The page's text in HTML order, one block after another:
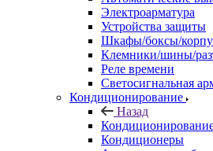
Электроарматура
Устройства защиты
Шкафы/боксы/
Клемники/шины/
Реле времени
Светосигнальная
Кондиционирование
Назад
Кондиционеры